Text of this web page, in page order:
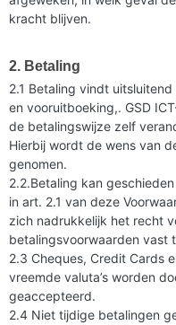
kracht blijven.
2. Betaling
2.1 Betaling vindt
en vooruitboeking,. GSD
de betalingswijze zelf
Hierbij wordt de wens van
genomen.
2.2.Betaling kan
in art. 2.1 van deze
zich nadrukkelijk het recht
betalingsvoorwaarden vast
2.3 Cheques, Credit Cards
vreemde valuta’s worden
geaccepteerd.
2.4 Niet tijdige betalingen